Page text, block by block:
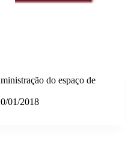
do espaço de
01/2018